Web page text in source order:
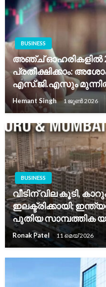
BUSINESS
അഞ്ച് ഓഹരികളിൽ
പ്രതീക്ഷിക്കാം:
എസ്.ജി.എസും
Hemant Singh 1 ജൂൺ 2026
BUSINESS
വീടിന് വില കൂടി,
ഇലക്ട്രിക്കായി;
പുതിയ സാമ്പത്തിക
Ronak Patel 11 മെയ്‌ 2026